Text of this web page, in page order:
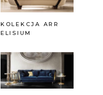
KOLEKCJA ARR
ELISIUM